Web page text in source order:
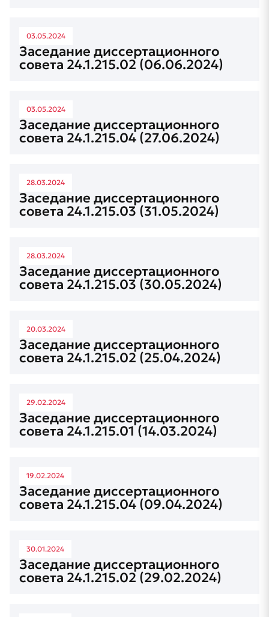
03.05.2024
Заседание диссертационного
совета 24.1.215.02 (06.06.2024)
03.05.2024
Заседание диссертационного
совета 24.1.215.04 (27.06.2024)
28.03.2024
Заседание диссертационного
совета 24.1.215.03 (31.05.2024)
28.03.2024
Заседание диссертационного
совета 24.1.215.03 (30.05.2024)
20.03.2024
Заседание диссертационного
совета 24.1.215.02 (25.04.2024)
29.02.2024
Заседание диссертационного
совета 24.1.215.01 (14.03.2024)
19.02.2024
Заседание диссертационного
совета 24.1.215.04 (09.04.2024)
30.01.2024
Заседание диссертационного
совета 24.1.215.02 (29.02.2024)